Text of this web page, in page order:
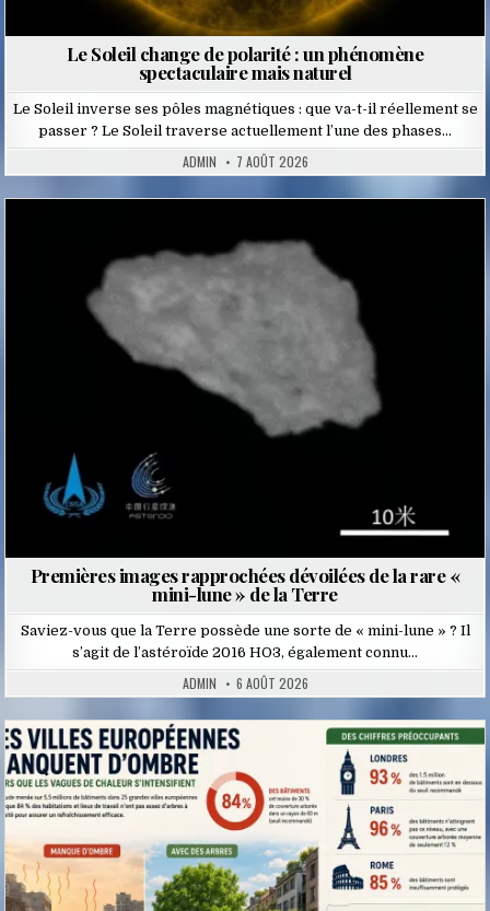
Le Soleil change de polarité : un phénomène
spectaculaire mais naturel
Le Soleil inverse ses pôles magnétiques : que va-t-il réellement se
passer ? Le Soleil traverse actuellement l’une des phases…
ADMIN 7 AOÛT 2026
Posted
Premières images rapprochées dévoilées de la rare «
mini-lune » de la Terre
Saviez-vous que la Terre possède une sorte de « mini-lune » ? Il
s’agit de l’astéroïde 2016 HO3, également connu…
ADMIN 6 AOÛT 2026
Posted
in